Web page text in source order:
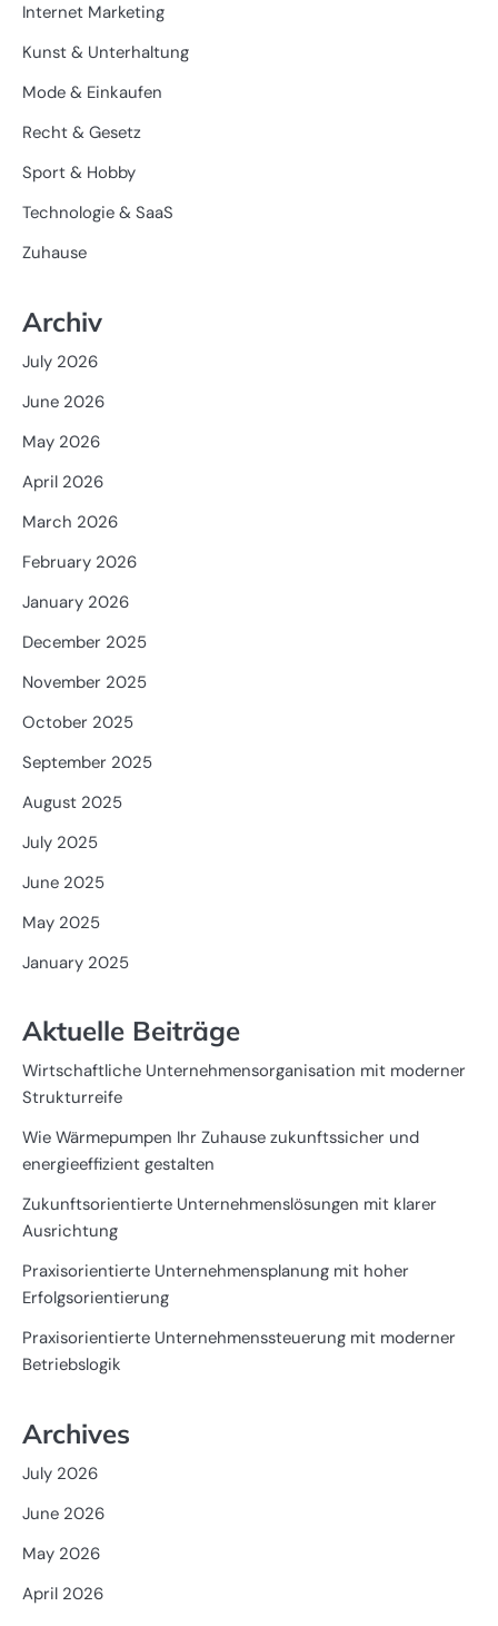
Internet Marketing
Kunst & Unterhaltung
Mode & Einkaufen
Recht & Gesetz
Sport & Hobby
Technologie & SaaS
Zuhause
Archiv
July 2026
June 2026
May 2026
April 2026
March 2026
February 2026
January 2026
December 2025
November 2025
October 2025
September 2025
August 2025
July 2025
June 2025
May 2025
January 2025
Aktuelle Beiträge
Wirtschaftliche Unternehmensorganisation mit moderner
Strukturreife
Wie Wärmepumpen Ihr Zuhause zukunftssicher und
energieeffizient gestalten
Zukunftsorientierte Unternehmenslösungen mit klarer
Ausrichtung
Praxisorientierte Unternehmensplanung mit hoher
Erfolgsorientierung
Praxisorientierte Unternehmenssteuerung mit moderner
Betriebslogik
Archives
July 2026
June 2026
May 2026
April 2026